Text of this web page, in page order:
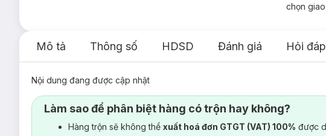
chọn
Mô tả Thông số HDSD Đánh giá Hỏi đáp
Nội dung đang được cập nhật
Làm sao để phân biệt hàng có trộn hay không?
Hàng trộn sẽ không thể xuất hoá đơn GTGT (VAT) 100% được